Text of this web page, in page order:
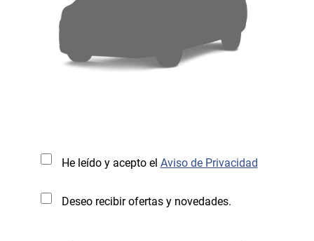
He leído y acepto el Aviso de Privacidad
Deseo recibir ofertas y novedades.